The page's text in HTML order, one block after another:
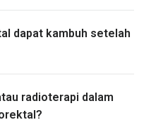
dapat kambuh setelah
radioterapi dalam